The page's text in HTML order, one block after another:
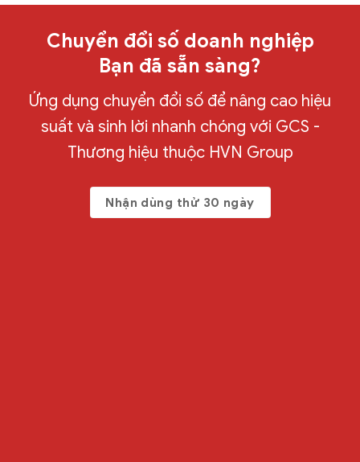
Chuyển đổi số doanh nghiệp
Bạn đã sẵn sàng?
Ứng dụng chuyển đổi số để nâng cao hiệu
suất và sinh lời nhanh chóng với GCS -
Thương hiệu thuộc HVN Group
Nhận dùng thử 30 ngày